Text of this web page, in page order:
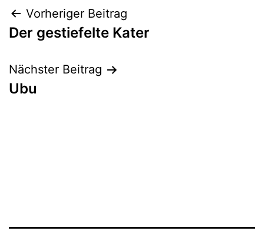
Beitrags-
Navigation
Vorheriger Beitrag
Der gestiefelte Kater
Nächster Beitrag
Ubu